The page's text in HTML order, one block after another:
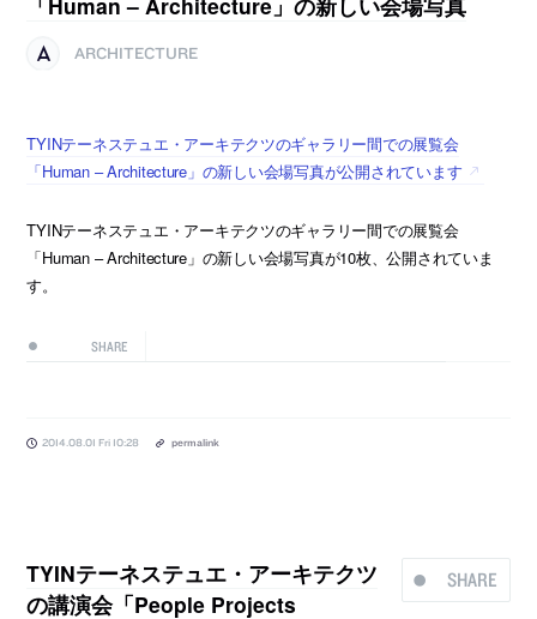
ARCHITECTURE
TYINテーネステュエ・アーキテクツのギャラリー間での展覧会
「Human – Architecture」の新しい会場写真が公開されています
TYINテーネステュエ・アーキテクツのギャラリー間での展覧会
「Human – Architecture」の新しい会場写真が10枚、公開されていま
す。
SHARE
2014.08.01 Fri 10:28 permalink
SHARE
TYINテーネステュエ・アーキテクツ
の講演会「People Projects